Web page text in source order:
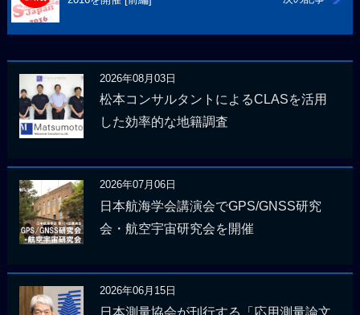
2026年08月03日
松本コンサルタントによるCLASを活用
した効率的な地籍調査
2026年07月06日
日本航海学会講演会でGPS/GNSS研究
会・航空宇宙研究会を開催
2026年06月15日
日本測量協会が刊行する「応用測量論文